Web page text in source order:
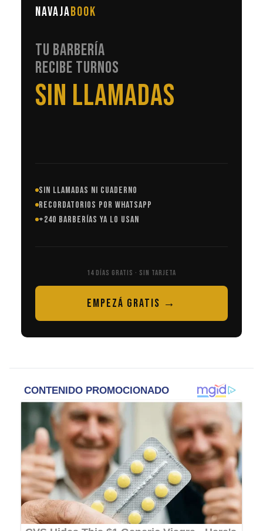
NAVAJABOOK
TU BARBERÍA
RECIBE TURNOS
EN AUTOMÁTICO
SIN LLAMADAS NI CUADERNO
RECORDATORIOS POR WHATSAPP
+240 BARBERÍAS YA LO USAN
14 DÍAS GRATIS · SIN TARJETA
EMPEZÁ GRATIS →